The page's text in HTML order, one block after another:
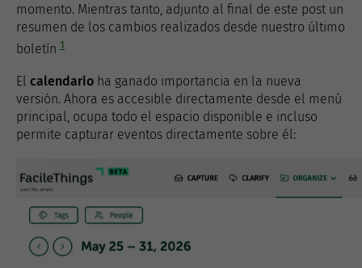
momento. Mientras tanto, adjunto al final de este post un
resumen de los cambios realizados desde nuestro último
boletín 1
El calendario ha ganado importancia en la nueva
versión. Ahora es accesible directamente desde el menú
principal, ocupa todo el espacio disponible e incluso
permite capturar eventos directamente sobre él: